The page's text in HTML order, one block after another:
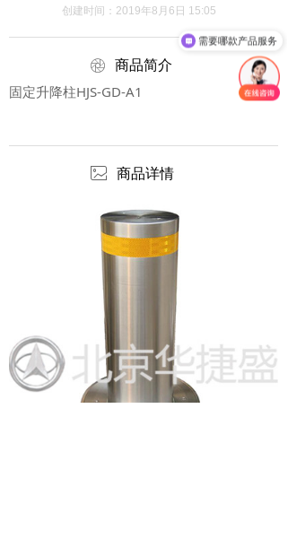
商品简介
创建时间： 2019年8月6日 15:05
固定升降柱HJS-GD-A1
商品详情
ꁵ
ꂈ
需要哪款产品服务